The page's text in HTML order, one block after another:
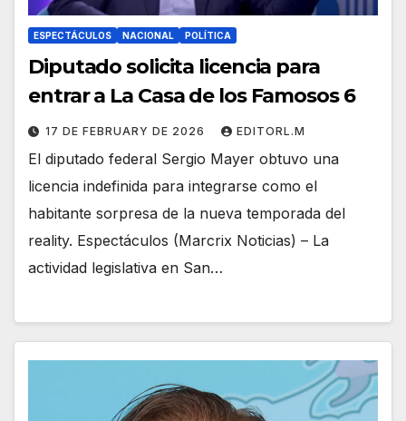
ESPECTÁCULOS NACIONAL POLÍTICA
Diputado solicita licencia para
entrar a La Casa de los Famosos 6
17 DE FEBRUARY DE 2026 EDITORL.M
El diputado federal Sergio Mayer obtuvo una
licencia indefinida para integrarse como el
habitante sorpresa de la nueva temporada del
reality. Espectáculos (Marcrix Noticias) – La
actividad legislativa en San…